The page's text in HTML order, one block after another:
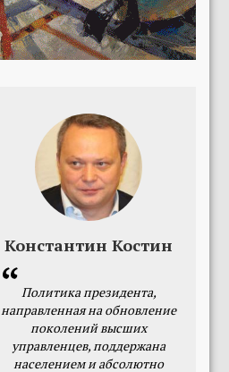
Константин Костин
Политика президента,
направленная на обновление
поколений высших
управленцев, поддержана
населением и абсолютно